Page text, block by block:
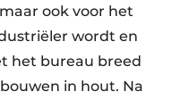
ook voor het
wordt en
het bureau breed
in hout. Na